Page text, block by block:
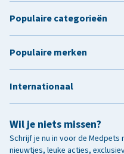
Wil je niets missen?
Schrijf je nu in voor de
nieuwtjes, leuke acties,
Populaire categorieën
Populaire merken
Internationaal